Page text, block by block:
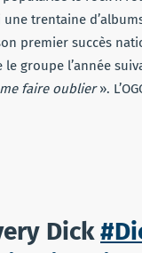
trentaine
premier succès
le groupe l’année
faire oublier».
Dick